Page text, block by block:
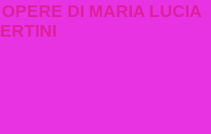
DI MARIA LUCIA